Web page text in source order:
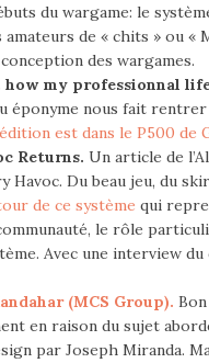
du wargame: le
amateurs de « chits » ou
des wargames.
my professionnal
éponyme nous fait
est dans le P500 de
Returns. Un article de
Havoc. Du beau jeu, du
de ce système qui
le rôle
Avec une interview
(MCS Group).
en raison du sujet
par Joseph Miranda.